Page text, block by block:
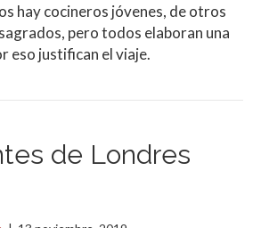
hay cocineros jóvenes, de otros
pero todos elaboran una
eso justifican el viaje.
de Londres